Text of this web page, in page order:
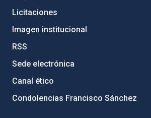
Licitaciones
Imagen institucional
RSS
Sede electrónica
Canal ético
Condolencias Francisco Sánchez